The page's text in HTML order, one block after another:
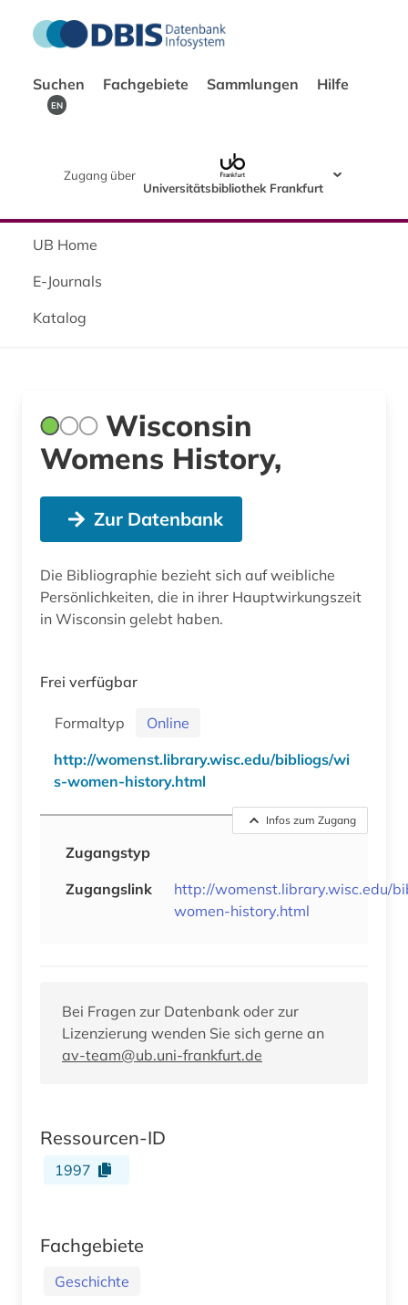
Suchen Fachgebiete Sammlungen Hilfe
EN
Zugang über
Universitätsbibliothek Frankfurt
UB Home
E-Journals
Katalog
Wisconsin
Womens History,
Zur Datenbank
Die Bibliographie bezieht sich auf weibliche
Persönlichkeiten, die in ihrer Hauptwirkungszeit
in Wisconsin gelebt haben.
Frei verfügbar
Formaltyp
Online
http://womenst.library.wisc.edu/bibliogs/wi
s-women-history.html
Infos zum Zugang
Zugangstyp
Zugangslink
http://womenst.library.wisc.edu/
women-history.html
Bei Fragen zur Datenbank oder zur
Lizenzierung wenden Sie sich gerne an
av-team@ub.uni-frankfurt.de
Ressourcen-ID
1997
Fachgebiete
Geschichte